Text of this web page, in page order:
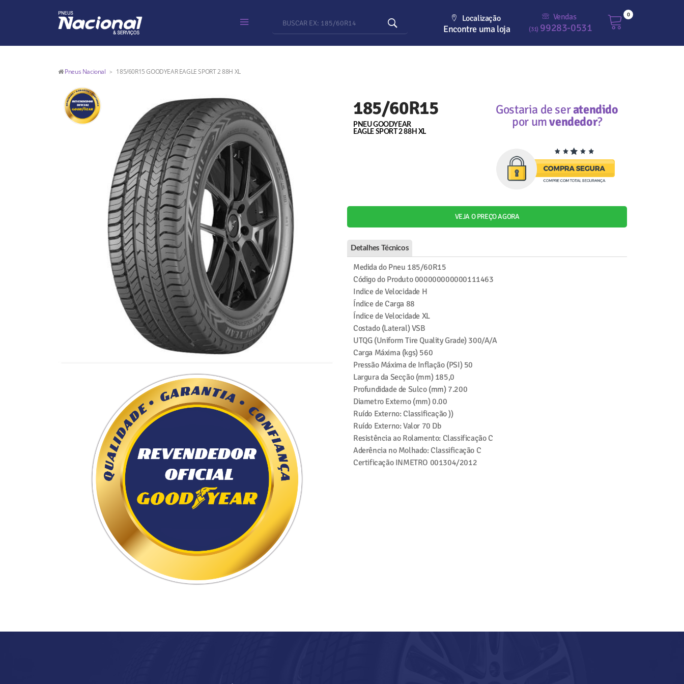
Localização
Encontre uma loja
Vendas
(31) 99283-0531
0
Pneus Nacional > 185/60R15 GOODYEAR EAGLE SPORT 2 88H XL
185/60R15
PNEU GOODYEAR
EAGLE SPORT 2 88H XL
Gostaria de seratendido
por umvendedor?
VEJA O PREÇO AGORA
Detalhes Técnicos
Medida do Pneu 185/60R15
Código do Produto000000000000111463
Indice de Velocidade H
Índice de Carga 88
Índice de Velocidade XL
Costado (Lateral)VSB
UTQG (Uniform Tire Quality Grade) 300/A/A
Carga Máxima (kgs) 560
Pressão Máxima de Inflação (PSI) 50
Largura da Secção (mm) 185,0
Profundidade de Sulco (mm) 7.200
Diametro Externo (mm)0.00
Ruído Externo: Classificação))
Ruído Externo: Valor 70 Db
Resistência ao Rolamento: ClassificaçãoC
Aderência no Molhado: Classificação C
Certificação INMETRO 001304/2012